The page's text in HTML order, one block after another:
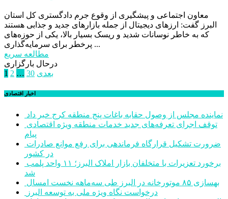
معاون اجتماعی و پیشگیری از وقوع جرم دادگستری کل استان
البرز گفت: ارزهای دیجیتال از جمله بازارهای جدید و جذابی هستند
که به خاطر نوسانات شدید و ریسک بسیار بالا، یکی از حوزه‌های
پرخطر برای سرمایه‌گذاری ...
مطالعه سریع
درحال بارگزاری
صفحه‌بندی
نوشته‌ها
1 2 … 30 بعدی
اخبار اقتصادی
نماینده مجلس از وصول حقابه باغات پنج منطقه کرج خبر داد
پیام
در کشور
شد
بهسازی ۸۵ موتورخانه در البرز طی سه‌ماهه نخست امسال
درخواست نگاه ویژه ملی به توسعه البرز